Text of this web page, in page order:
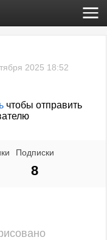
2025 18:52
чтобы отправить
Подписки
8